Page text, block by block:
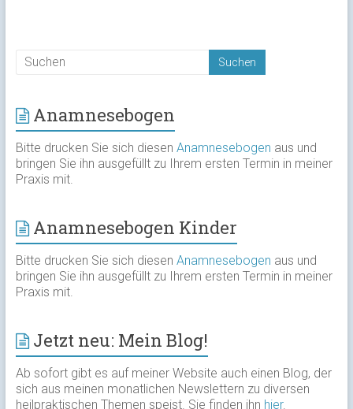
Anamnesebogen
Bitte drucken Sie sich diesen Anamnesebogen aus und
bringen Sie ihn ausgefüllt zu Ihrem ersten Termin in meiner
Praxis mit.
Anamnesebogen Kinder
Bitte drucken Sie sich diesen Anamnesebogen aus und
bringen Sie ihn ausgefüllt zu Ihrem ersten Termin in meiner
Praxis mit.
Jetzt neu: Mein Blog!
Ab sofort gibt es auf meiner Website auch einen Blog, der
sich aus meinen monatlichen Newslettern zu diversen
heilpraktischen Themen speist. Sie finden ihn hier.